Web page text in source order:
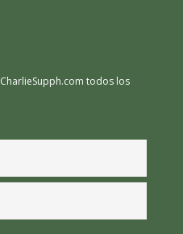
CharlieSupph.com todos los